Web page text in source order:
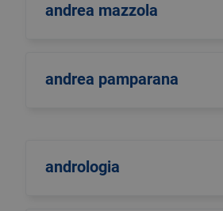
andrea mazzola
andrea pamparana
andrologia